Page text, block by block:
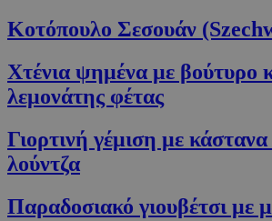
Κοτόπουλο Σεσουάν
Χτένια ψημένα με βούτυρο
λεμονάτης φέτας
Γιορτινή γέμιση με
λούντζα
Παραδοσιακό γιουβέτσι με